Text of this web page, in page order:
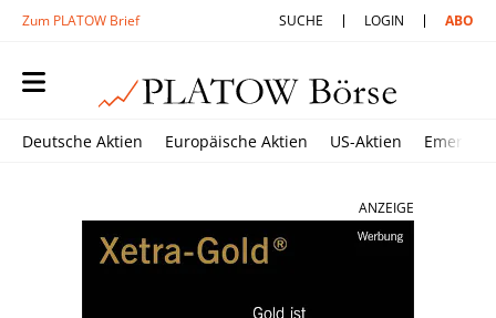
Zum PLATOW Brief SUCHE LOGIN ABO
Deutsche Aktien Europäische Aktien US-Aktien
ANZEIGE